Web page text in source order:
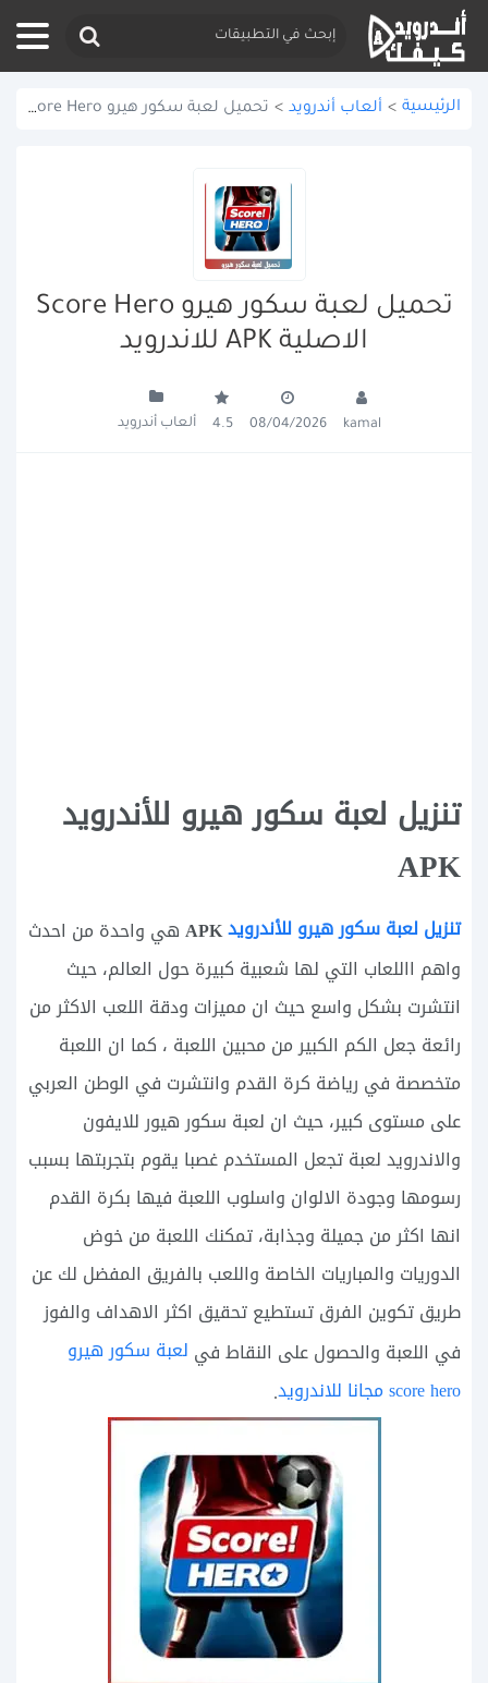
الرئيسية > ألعاب أندرويد > تحميل لعبة سكور هيرو Score Hero الاصلية APK للاندرويد
تحميل لعبة سكور هيرو Score Hero
الاصلية APK للاندرويد
kamal
08/04/2026
4.5 ألعاب أندرويد
تنزيل لعبة سكور هيرو للأندرويد
APK
تنزيل لعبة سكور هيرو للأندرويدAPK
هي واحدة من احدث
واهم االلعاب التي لها شعبية كبيرة حول العالم، حيث
انتشرت بشكل واسع حيث ان مميزات ودقة اللعب الاكثر من
رائعة جعل الكم الكبير من محبين اللعبة ، كما ان اللعبة
متخصصة في رياضة كرة القدم وانتشرت في الوطن العربي
على مستوى كبير، حيث ان لعبة سكور هيور للايفون
والاندرويد لعبة تجعل المستخدم غصبا يقوم بتجربتها بسبب
رسومها وجودة الالوان واسلوب اللعبة فيها بكرة القدم
انها اكثر من جميلة وجذابة، تمكنك اللعبة من خوض
الدوريات والمباريات الخاصة واللعب بالفريق المفضل لك عن
طريق تكوين الفرق تستطيع تحقيق اكثر الاهداف والفوز
في اللعبة والحصول على النقاط في لعبة سكور هيرو
score hero مجانا للاندرويد
.